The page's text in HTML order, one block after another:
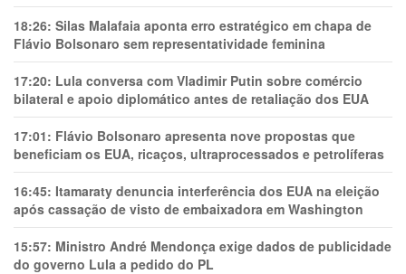
18:26: Silas Malafaia aponta erro estratégico em chapa de
Flávio Bolsonaro sem representatividade feminina
17:20: Lula conversa com Vladimir Putin sobre comércio
bilateral e apoio diplomático antes de retaliação dos EUA
17:01: Flávio Bolsonaro apresenta nove propostas que
beneficiam os EUA, ricaços, ultraprocessados e petrolíferas
16:45: Itamaraty denuncia interferência dos EUA na eleição
após cassação de visto de embaixadora em Washington
15:57: Ministro André Mendonça exige dados de publicidade
do governo Lula a pedido do PL